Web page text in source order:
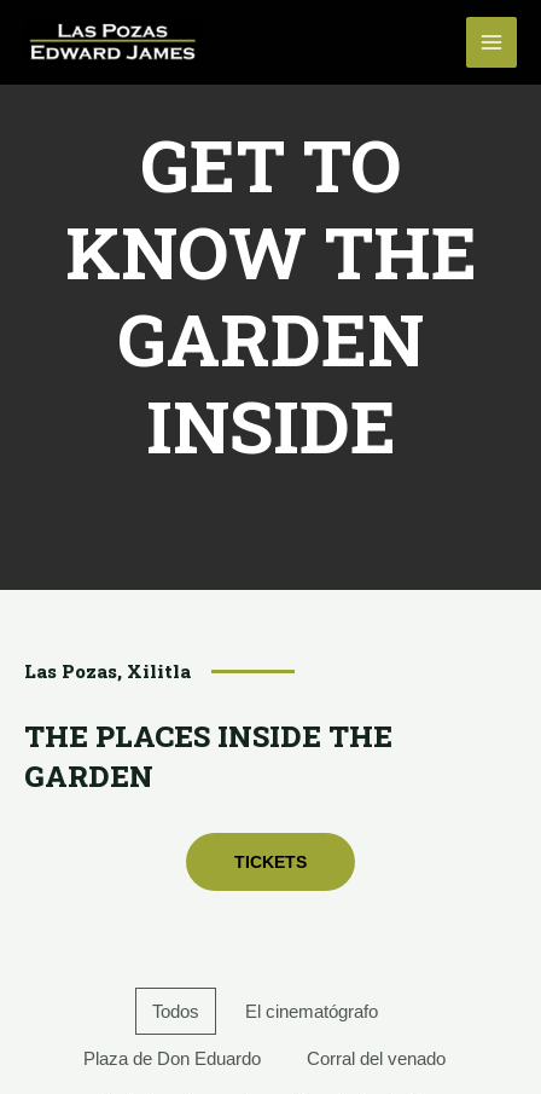
GET TO
KNOW THE
GARDEN
INSIDE
Las Pozas, Xilitla
THE PLACES INSIDE THE
GARDEN
TICKETS
Todos El cinematógrafo
Plaza de Don Eduardo Corral del venado